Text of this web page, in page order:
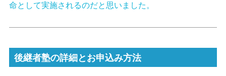
命として実施されるのだと思いました。
後継者塾の詳細とお申込み方法